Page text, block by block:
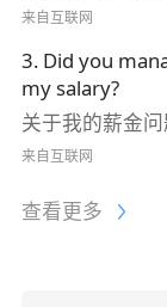
来自互联网
3. Did you
my salary?
关于我的薪金
来自互联网
查看更多